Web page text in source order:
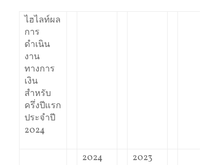
ไฮไลท์ผล
การ
ดำเนิน
งาน
ทางการ
เงิน
สำหรับ
ครึ่งปีแรก
ประจำปี
2024
2024 2023